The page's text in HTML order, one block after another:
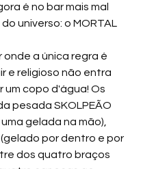
é no bar mais mal
universo: o MORTAL
onde a única regra é
e religioso não entra
um copo d'água! Os
pesada SKOLPEÃO
gelada na mão),
(gelado por dentro e por
dos quatro braços